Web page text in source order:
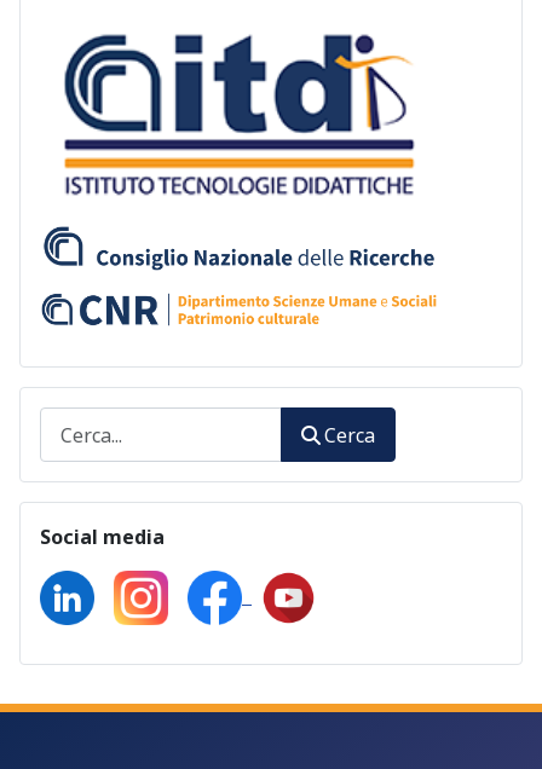
Cerca
Social media